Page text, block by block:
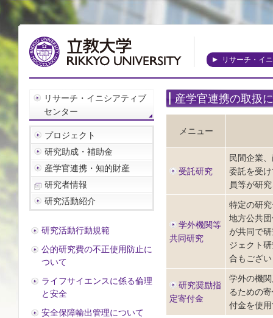
リサーチ・イ
産学官連携の取扱
メニュー
受託研究
民間企業
委託を受
員等が研
学外機関等
共同研究
特定の研
地方公共
が共同で
ジェクト
合もござ
研究奨励指
定寄付金
学外の機
るための
付金を使
リサーチ・イニシアティブ
センター
プロジェクト
研究助成・補助金
産学官連携・知的財産
研究者情報
研究活動紹介
研究活動行動規範
公的研究費の不正使用防止に
ついて
ライフサイエンスに係る倫理
と安全
安全保障輸出管理について